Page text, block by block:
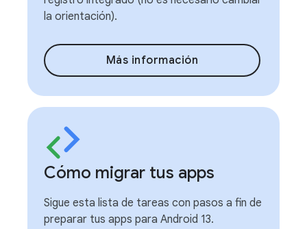
la orientación).
Más información
Cómo migrar tus apps
Sigue esta lista de tareas con pasos a fin de
preparar tus apps para Android 13.